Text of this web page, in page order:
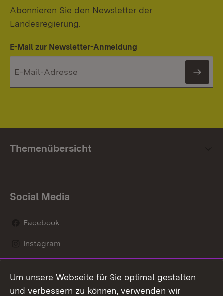
Abonnieren Sie den Newsletter der
Landesregierung.
E-Mail zur Newsletter-Anmeldung
Themenübersicht
Social Media
Facebook
Instagram
Mastodon
Um unsere Webseite für Sie optimal gestalten
und verbessern zu können, verwenden wir